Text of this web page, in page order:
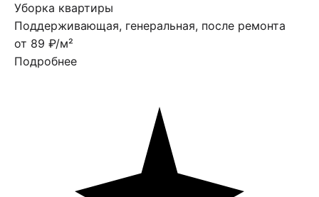
Уборка квартиры
Поддерживающая, генеральная, после ремонта
от 89 ₽/м²
Подробнее